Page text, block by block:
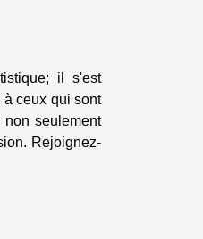
il s'est
à ceux qui sont
seulement
Rejoignez-